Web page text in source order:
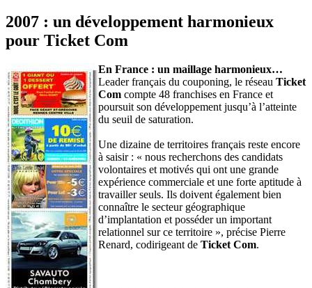
2007 : un développement harmonieux
pour Ticket Com
En France : un maillage harmonieux…
Leader français du couponing, le réseau Ticket
Com compte 48 franchises en France et
poursuit son développement jusqu’à l’atteinte
du seuil de saturation.
Une dizaine de territoires français reste encore
à saisir : « nous recherchons des candidats
volontaires et motivés qui ont une grande
expérience commerciale et une forte aptitude à
travailler seuls. Ils doivent également bien
connaître le secteur géographique
d’implantation et posséder un important
relationnel sur ce territoire », précise Pierre
Renard, codirigeant de Ticket Com.